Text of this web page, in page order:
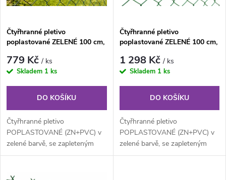
í
p
r
o
d
u
s
p
r
d
u
Čtyřhranné pletivo
poplastované ZELENÉ 100 cm,
napínacím drátem
779 Kč/ ks
Skladem 1 ks
DO KOŠÍKU
Čtyřhranné pletivo
POPLASTOVANÉ (ZN+PVC) v
zelené barvě, se zapleteným
napínacím drátem. Výška 100
Čtyřhranné pletivo
poplastované ZELENÉ 100 cm,
napínacím drátem
1 298 Kč/ ks
Skladem 1 ks
DO KOŠÍKU
Čtyřhranné pletivo
POPLASTOVANÉ (ZN+PVC) v
zelené barvě, se zapleteným
napínacím drátem. Výška 100